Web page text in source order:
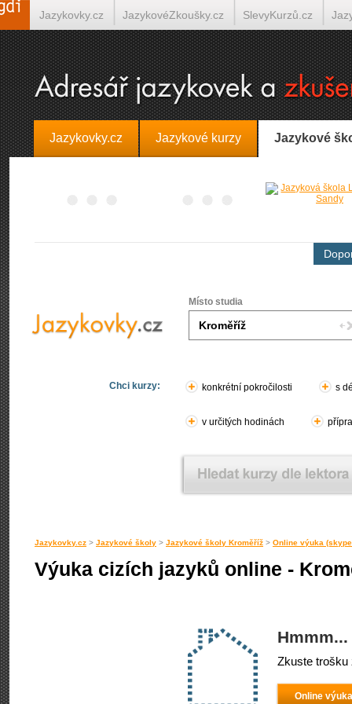
Jazykovky.cz Jazykové kurzy Jazykové
Místo studia
Chci kurzy: konkrétní pokročilosti s
v určitých hodinách
Jazykovky.cz > Jazykové školy > Jazykové školy Kroměříž > Online výuka
Výuka cizích jazyků online -
Zkuste trošku
Online
Jazykovky.cz JazykovéZkoušky.cz SlevyKurzů.cz
Španělština on-line Italština on-line Tlumočení-